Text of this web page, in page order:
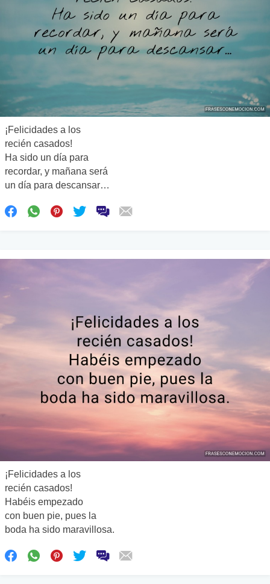
¡Felicidades a los
recién casados!
Ha sido un día para
recordar, y mañana será
un día para descansar…
¡Felicidades a los
recién casados!
Habéis empezado
con buen pie, pues la
boda ha sido maravillosa.